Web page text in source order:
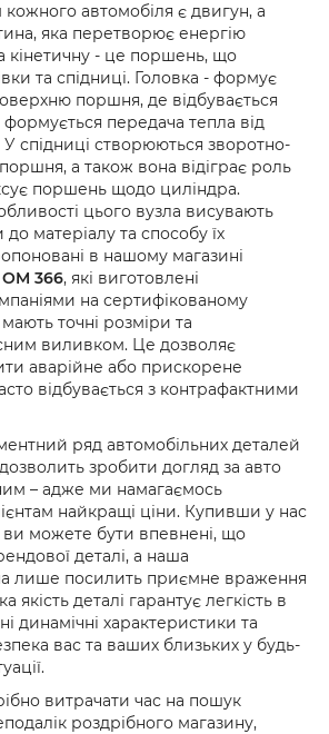
автомобіля є двигун, а
яка перетворює енергію
кінетичну - це поршень, що
та спідниці. Головка - формує
поршня, де відбувається
формується передача тепла від
спідниці створюються зворотно-
а також вона відіграє роль
поршень щодо циліндра.
цього вузла висувають
матеріалу та способу їх
в нашому магазині
366, які виготовлені
на сертифікованому
точні розміри та
виливком. Це дозволяє
аварійне або прискорене
відбувається з контрафактними
ряд автомобільних деталей
зробити догляд за авто
– адже ми намагаємось
найкращі ціни. Купивши у нас
ви можете бути впевнені, що
деталі, а наша
лише посилить приємне враження
якість деталі гарантує легкість в
динамічні характеристики та
вас та ваших близьких у будь-
витрачати час на пошук
роздрібного магазину,